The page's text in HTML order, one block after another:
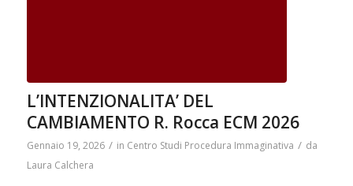
L’INTENZIONALITA’ DEL
CAMBIAMENTO R. Rocca ECM 2026
Gennaio 19, 2026 / in Centro Studi Procedura Immaginativa / da
Laura Calchera